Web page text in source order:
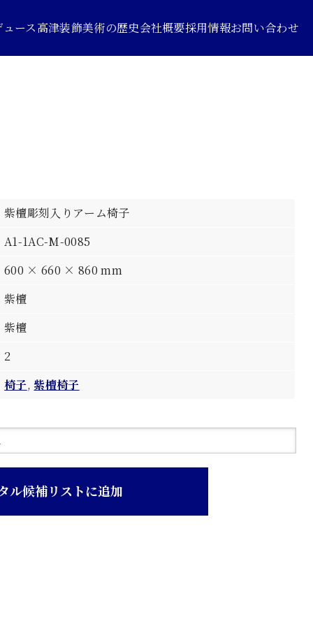
ース高津装飾美術の歴史会社概要採用情報お問い合わせ
紫檀彫刻入りアーム椅子
A1-1AC-M-0085
600 × 660 × 860 mm
紫檀
紫檀
2
椅子,紫檀椅子
ル候補リストに追加